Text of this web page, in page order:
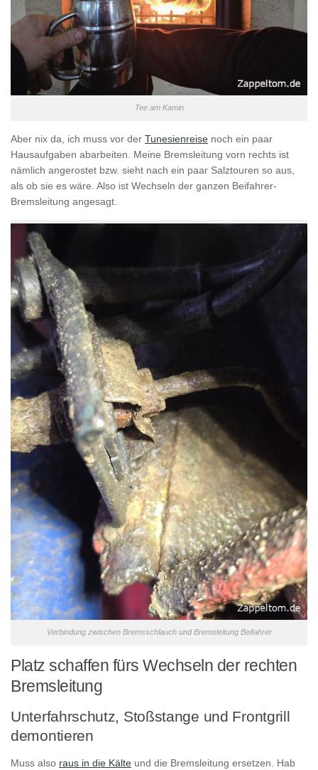
Tee am Kamin
Aber nix da, ich muss vor der Tunesienreise noch ein paar
Hausaufgaben abarbeiten. Meine Bremsleitung vorn rechts ist
nämlich angerostet bzw. sieht nach ein paar Salztouren so aus,
als ob sie es wäre. Also ist Wechseln der ganzen Beifahrer-
Bremsleitung angesagt.
Verbindung zwischen Bremsschlauch und Bremsleitung Beifahrer
Platz schaffen fürs Wechseln der rechten
Bremsleitung
Unterfahrschutz, Stoßstange und Frontgrill
demontieren
Muss also raus in die Kälte und die Bremsleitung ersetzen. Hab